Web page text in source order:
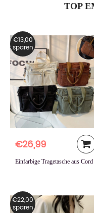
TOP
€13,00
sparen
€26,99
Einfarbige Tragetasche aus Cord
€22,00
sparen